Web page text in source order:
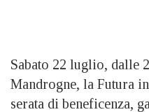
Sabato 22 luglio, dalle
Mandrogne, la Futura
serata di beneficenza,